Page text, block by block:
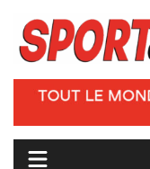
content